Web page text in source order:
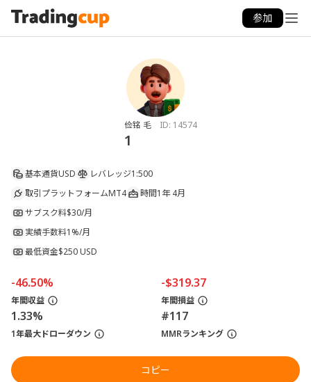
参加
俭铭 毛 ID: 14574
1
基本通貨USD レバレッジ1:500
取引プラットフォームMT4 時間1年 4月
サブスク料$30/月
実績手数料1%/月
最低資金$250 USD
-46.50%
年間収益
-$319.37
年間損益
1.33%
1年最大ドローダウン
#117
MMRランキング
コピー